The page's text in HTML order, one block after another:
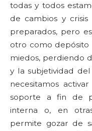
todas y todos
de cambios y
preparados, pero
otro como depósito
miedos, perdiendo
y la subjetividad
necesitamos
soporte a fin de
interna o, en
permite gozar de